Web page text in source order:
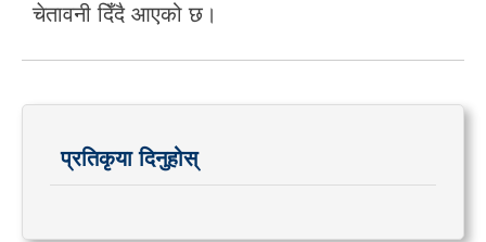
चेतावनी दिँदै आएको छ।
प्रतिकृया दिनुहोस्